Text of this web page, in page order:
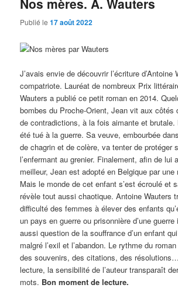
Nos mères. A. Wauters
Publié le17 août 2022
J’avais envie de découvrir l’écriture d’Antoine
compatriote. Lauréat de nombreux Prix
Wauters a publié ce petit roman en 2014.
bombes du Proche-Orient, Jean vit aux côtés
de contradictions, à la fois aimante et brutale.
été tué à la guerre. Sa veuve, embourbée
de chagrin et de colère, va tenter de protéger
l’enfermant au grenier. Finalement, afin de lui
meilleur, Jean est adopté en Belgique par une
Mais le monde de cet enfant s’est écroulé et
révèle tout aussi chaotique. Antoine Wauters
difficulté des femmes à élever des enfants
un pays en guerre ou prisonnière d’une
aussi question de la souffrance d’un enfant
malgré l’exil et l’abandon. Le rythme du
des souvenirs, des citations, des
lecture, la sensibilité de l’auteur transparaît
mots. Bon moment de lecture.